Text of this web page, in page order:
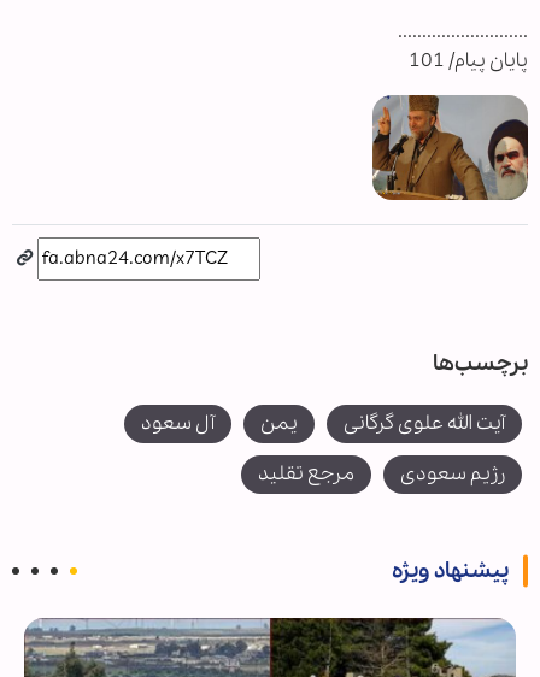
...........................
پایان پیام/ 101
برچسب‌ها
آیت الله علوی گرگانی یمن
آل سعود
رژیم سعودی
مرجع تقلید
پیشنهاد ویژه